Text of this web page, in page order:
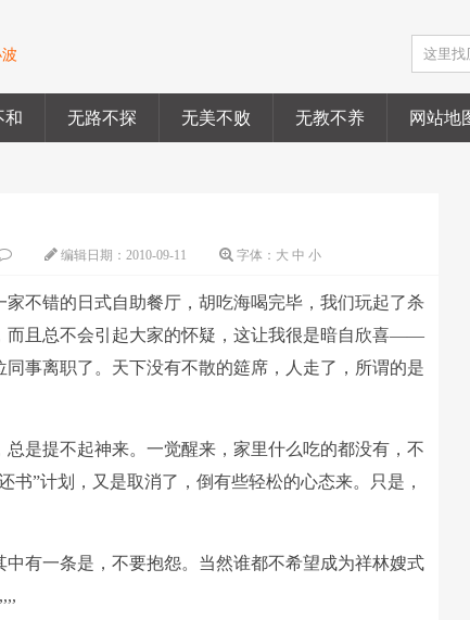
和 无路不探 无美不败 无教不养 网站地
编辑日期：2010-09-11 字体： 大 中 小
不错的日式自助餐厅，胡吃海喝完毕，我们玩起了杀
而且总不会引起大家的怀疑，这让我很是暗自欣喜——
事离职了。天下没有不散的筵席，人走了，所谓的是
是提不起神来。一觉醒来，家里什么吃的都没有，不
”计划，又是取消了，倒有些轻松的心态来。只是，
有一条是，不要抱怨。当然谁都不希望成为祥林嫂式